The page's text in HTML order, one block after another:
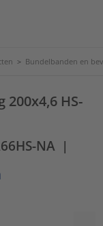
> Bundelbanden en
HS-
NA |